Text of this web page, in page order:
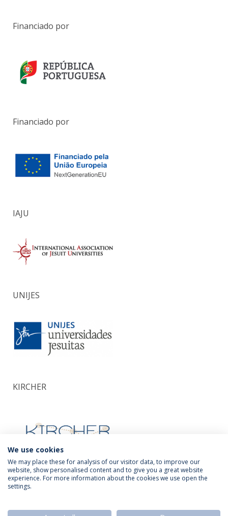
Financiado por
Financiado por
IAJU
UNIJES
KIRCHER
Política de Privacidade
Termos & Condições
We use cookies
We may place these for analysis of our visitor data, to improve our
website, show personalised content and to give you a great website
experience. For more information about the cookies we use open the
settings.